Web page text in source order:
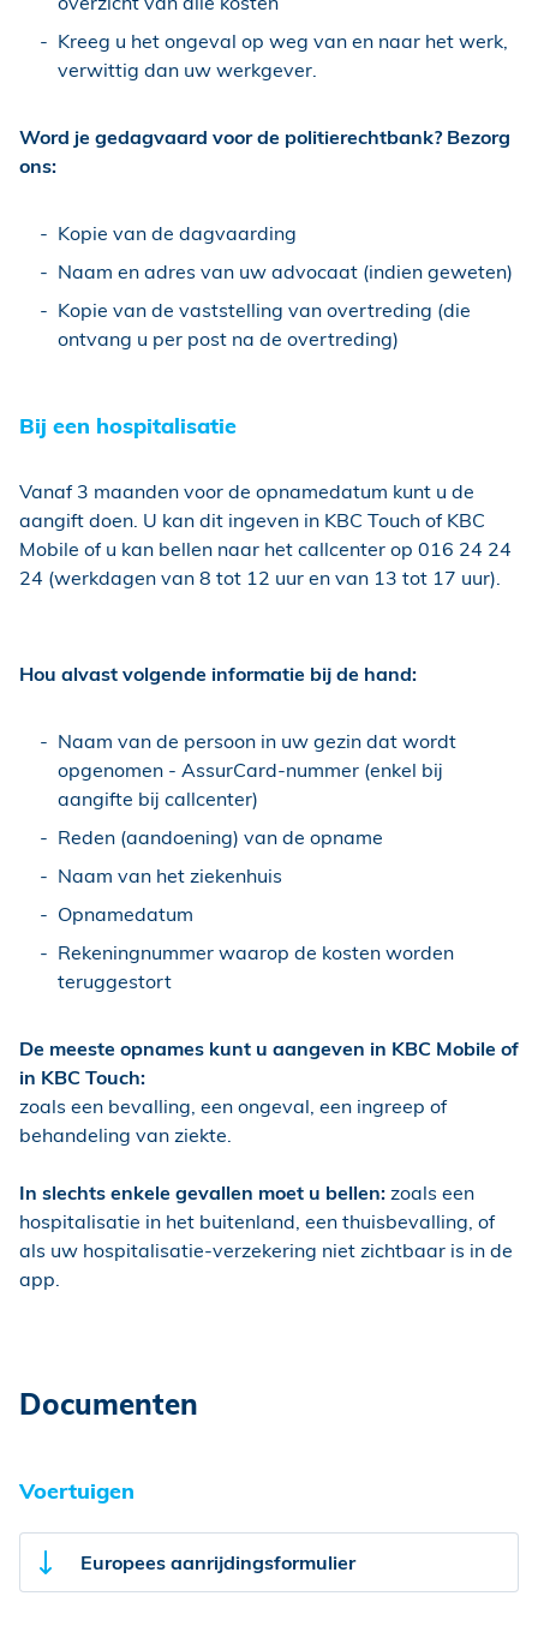
Kreeg u het ongeval op weg van en naar het werk,
verwittig dan uw werkgever.
Word je gedagvaard voor de politierechtbank? Bezorg
ons:
Kopie van de dagvaarding
Naam en adres van uw advocaat (indien geweten)
Kopie van de vaststelling van overtreding (die
ontvang u per post na de overtreding)
Bij een hospitalisatie
Vanaf 3 maanden voor de opnamedatum kunt u de
aangift doen. U kan dit ingeven in KBC Touch of KBC
Mobile of u kan bellen naar het callcenter op 016 24 24
24 (werkdagen van 8 tot 12 uur en van 13 tot 17 uur).
Hou alvast volgende informatie bij de hand:
Naam van de persoon in uw gezin dat wordt
opgenomen - AssurCard-nummer (enkel bij
aangifte bij callcenter)
Reden (aandoening) van de opname
Naam van het ziekenhuis
Opnamedatum
Rekeningnummer waarop de kosten worden
teruggestort
De meeste opnames kunt u aangeven in KBC Mobile of
in KBC Touch:
zoals een bevalling, een ongeval, een ingreep of
behandeling van ziekte.
In slechts enkele gevallen moet u bellen: zoals een
hospitalisatie in het buitenland, een thuisbevalling, of
als uw hospitalisatie-verzekering niet zichtbaar is in de
app.
Documenten
Voertuigen
Europees aanrijdingsformulier